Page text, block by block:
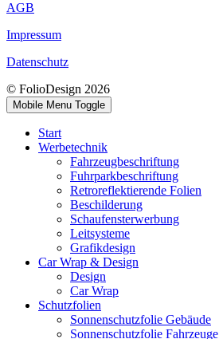
AGB
Impressum
Datenschutz
© FolioDesign 2026
Mobile Menu Toggle
Start
Werbetechnik
Fahrzeugbeschriftung
Fuhrparkbeschriftung
Retroreflektierende Folien
Beschilderung
Schaufensterwerbung
Leitsysteme
Grafikdesign
Car Wrap & Design
Design
Car Wrap
Schutzfolien
Sonnenschutzfolie Gebäude
Sonnenschutzfolie Fahrzeuge